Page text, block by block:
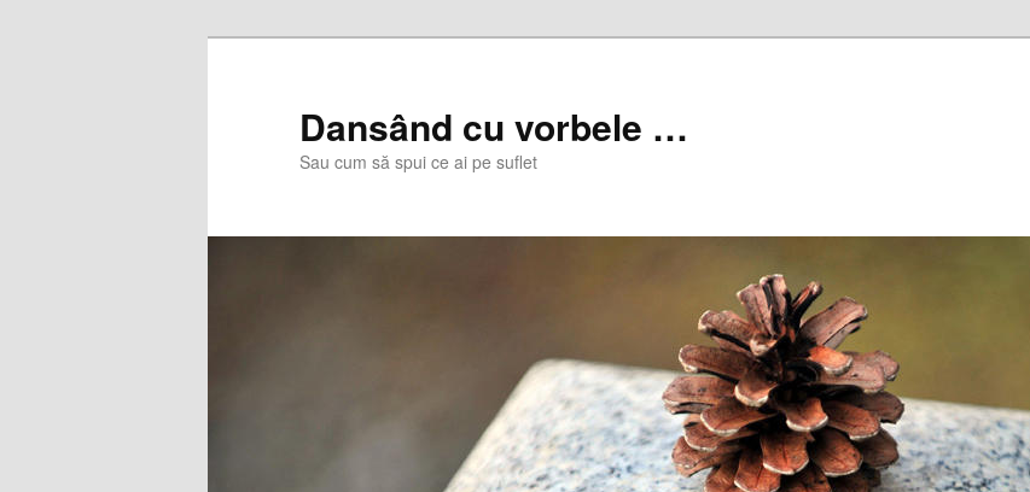
Dansând cu vorbele …
Sau cum să spui ce ai pe suflet